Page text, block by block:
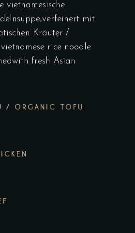
vietnamesische
mit
Kräuter /
rice noodle
fresh Asian
/ ORGANIC TOFU